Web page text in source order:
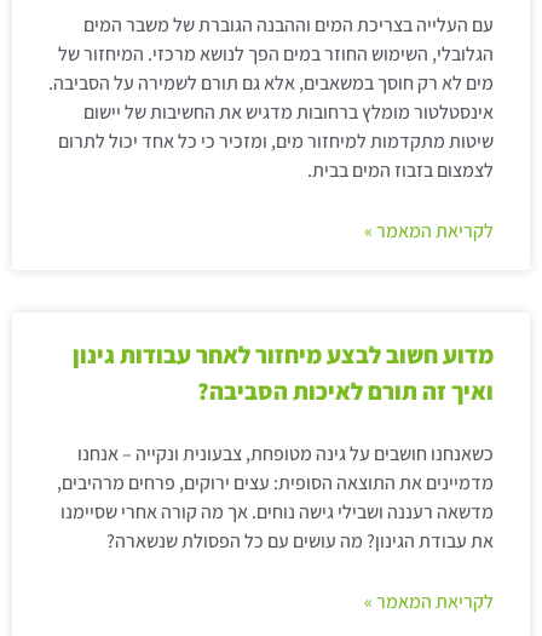
עם העלייה בצריכת המים וההבנה הגוברת של משבר המים
הגלובלי, השימוש החוזר במים הפך לנושא מרכזי. המיחזור של
מים לא רק חוסך במשאבים, אלא גם תורם לשמירה על הסביבה.
אינסטלטור מומלץ ברחובות מדגיש את החשיבות של יישום
שיטות מתקדמות למיחזור מים, ומזכיר כי כל אחד יכול לתרום
לצמצום בזבוז המים בבית.
לקריאת המאמר »
מדוע חשוב לבצע מיחזור לאחר עבודות גינון
ואיך זה תורם לאיכות הסביבה?
כשאנחנו חושבים על גינה מטופחת, צבעונית ונקייה – אנחנו
מדמיינים את התוצאה הסופית: עצים ירוקים, פרחים מרהיבים,
מדשאה רעננה ושבילי גישה נוחים. אך מה קורה אחרי שסיימנו
את עבודת הגינון? מה עושים עם כל הפסולת שנשארה?
לקריאת המאמר »